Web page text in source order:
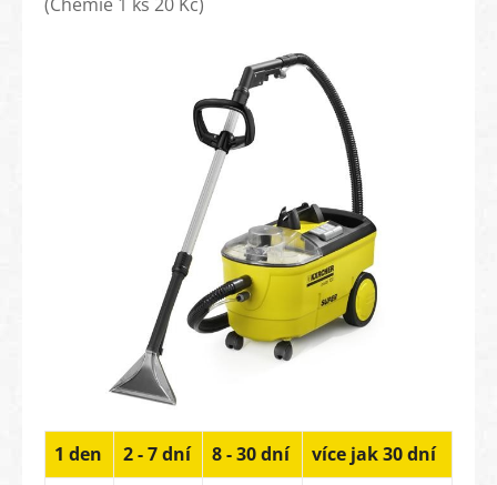
1 den 2 - 7 dní 8 - 30 dní
více jak 30 dní